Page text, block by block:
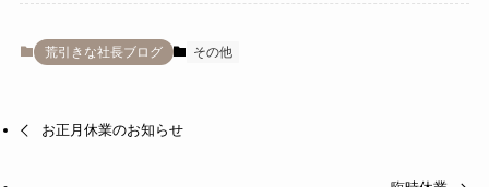
荒引きな社長ブログ その他
お正月休業のお知らせ